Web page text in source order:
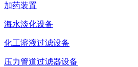
加药装置
海水淡化设备
化工溶液过滤设备
压力管道过滤器设备